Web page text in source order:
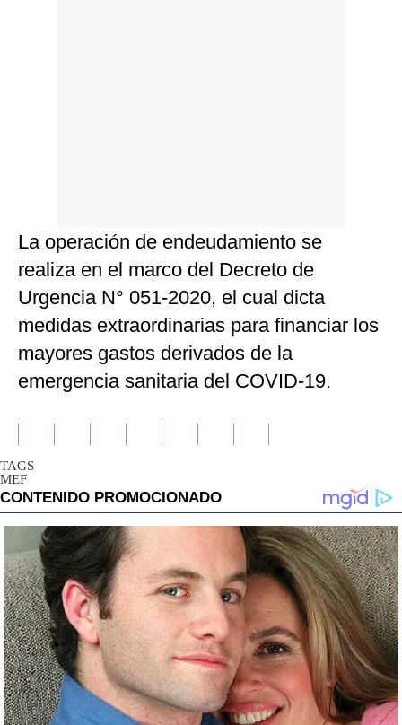
La operación de endeudamiento se
realiza en el marco del Decreto de
Urgencia N° 051-2020, el cual dicta
medidas extraordinarias para financiar los
mayores gastos derivados de la
emergencia sanitaria del COVID-19.
TAGS
MEF